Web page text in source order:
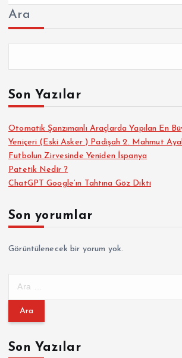
Ara
Son Yazılar
Otomatik Şanzımanlı Araçlarda Yapılan En
Yeniçeri (Eski Asker ) Padişah 2. Mahmut
Futbolun Zirvesinde Yeniden İspanya
Patetik Nedir ?
ChatGPT Google’ın Tahtına Göz Dikti
Son yorumlar
Görüntülenecek bir yorum yok.
m
:Son Yazılar